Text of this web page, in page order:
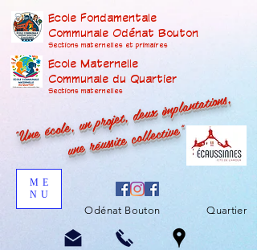
Ecole Fondamentale
Communale Odénat Bouton
Sections maternelles et primaires
Ecole Maternelle
Communale du Quartier
Sections maternelles
"Une école, un projet, deux implantations,
une réussite collective"
ME
NU
Odénat Bouton Quartier